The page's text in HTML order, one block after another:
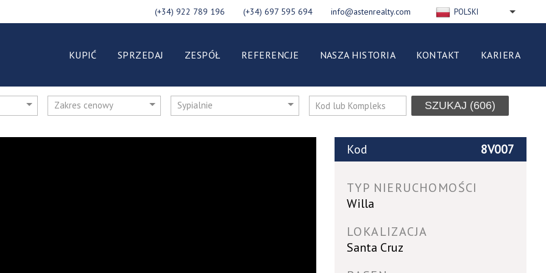
POLSKI
DEUTSCH
ESPAÑOL
ITALIANO
(+34) 922 789 196 (+34) 697 595 694 info@astenrealty.com
KUPIĆ SPRZEDAJ ZESPÓŁ REFERENCJE NASZA HISTORIA KONTAKT KARIERA
Zakres cenowy Sypialnie SZUKAJ (606)
Kod 8V007
TYP NIERUCHOMOŚCI
Willa
LOKALIZACJA
Santa Cruz